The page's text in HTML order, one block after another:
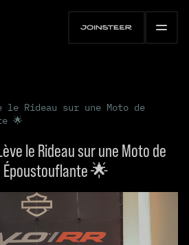
le Rideau sur une Moto de
🌟
le Rideau sur une Moto de
Époustouflante 🌟